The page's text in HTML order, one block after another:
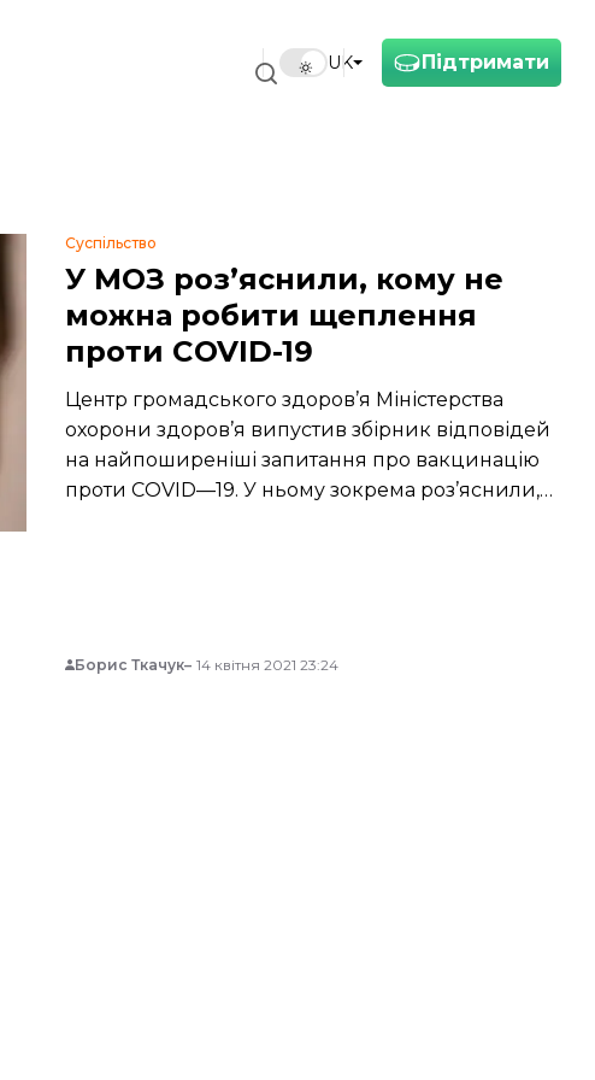
Підтримати
UK
Суспільство
У МОЗ роз’яснили, кому не
можна робити щеплення
проти COVID-19
Центр громадського здоров’я Міністерства
охорони здоров’я випустив збірник відповідей
на найпоширеніші запитання про вакцинацію
проти COVID—19. У ньому зокрема роз’яснили,
Борис Ткачук 14 квітня 2021 23:24